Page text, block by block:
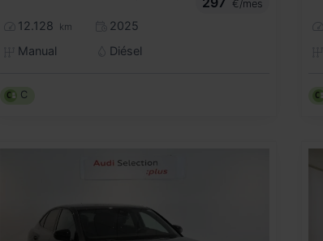
12.128 km
2025
Manual
Diésel
€/mes
C